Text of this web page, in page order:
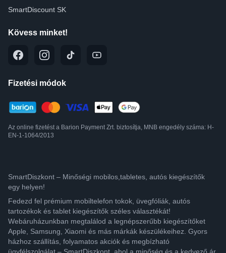
SmartDiscount SK
Kövess minket!
Fizetési módok
Az online fizetést a Barion Payment Zrt. biztosítja, MNB engedély száma: H-
EN-1-1064/2013
SmartDiszkont – Minőségi mobilos,tabletes, autós kiegészítők
egy helyen!
Fedezd fel prémium mobiltelefon tokok, üvegfóliák, autós
tartozékok és tablet kiegészítők széles választékát!
Webáruházunkban megtalálod a legnépszerűbb kiegészítőket
Apple, Samsung, Xiaomi és más márkák készülékeihez. Gyors
házhoz szállítás, folyamatos akciók és megbízható